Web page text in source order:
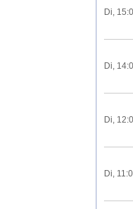
Di,
Di,
Di,
Di,